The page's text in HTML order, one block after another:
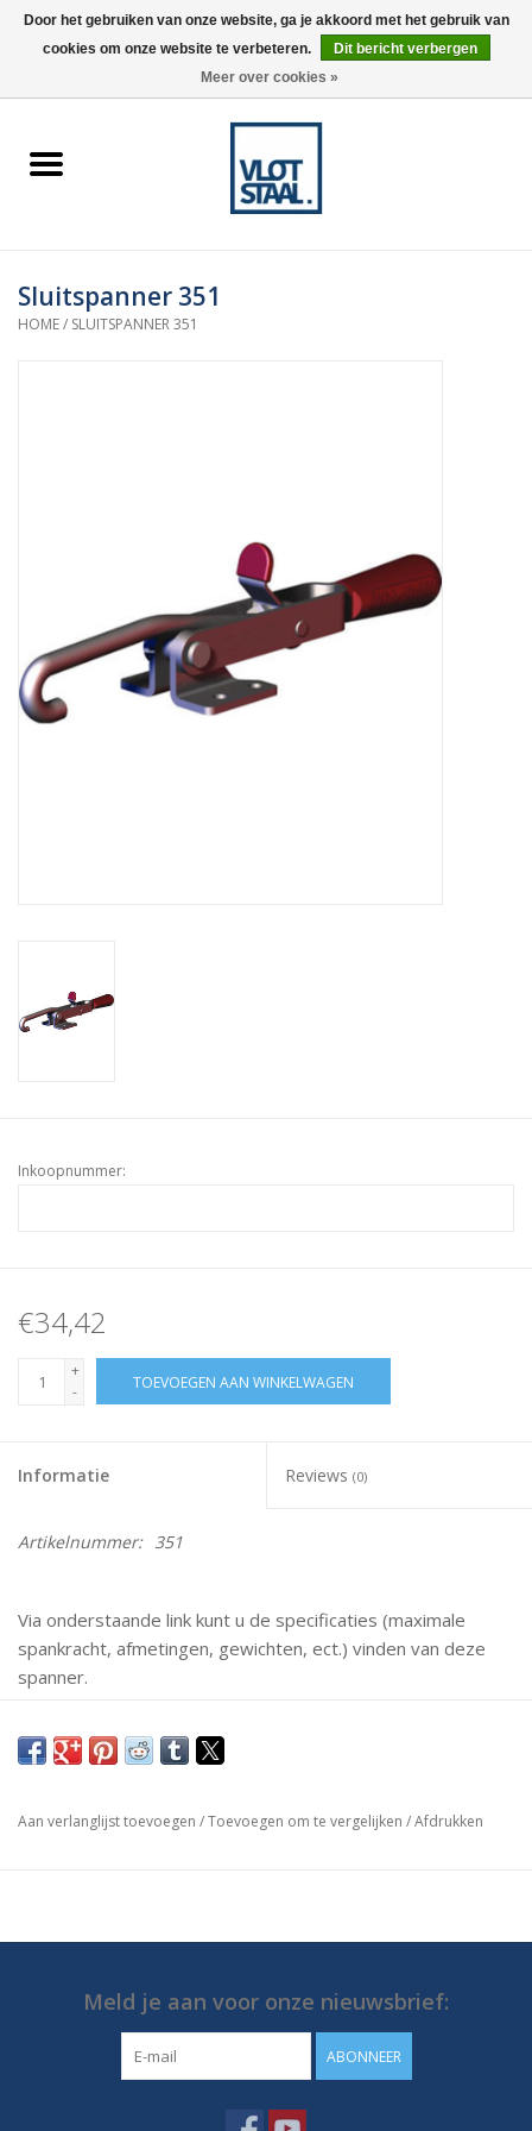
0 Artikelen - €0,00
spanners
Sluitspanner 351
HOME/ SLUITSPANNER 351
Inkoopnummer:
€34,42
+
-
TOEVOEGEN AAN WINKELWAGEN
Informatie Reviews (0)
Artikelnummer: 351
Via onderstaande link kunt u de specificaties (maximale
spankracht, afmetingen, gewichten, ect.) vinden van deze
spanner.
Mochten er vragen zijn neem dan gerust contact met ons
op.
https://media.destaco.com/assetbank-
Aan verlanglijst toevoegen /Toevoegen om te vergelijken /Afdrukken
Meld je aan voor onze nieuwsbrief:
ABONNEER
Door het gebruiken van onze website, ga je akkoord met het gebruik van
cookies om onze website te verbeteren.
Dit bericht verbergen
Meer over cookies »